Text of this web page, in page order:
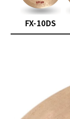
FX-10DS